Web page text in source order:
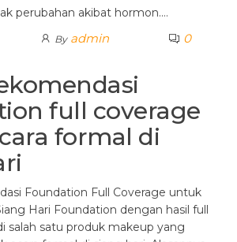
perubahan akibat hormon.…
By admin 0
full coverage
formal di
Foundation Full Coverage untuk
Hari Foundation dengan hasil full
salah satu produk makeup yang